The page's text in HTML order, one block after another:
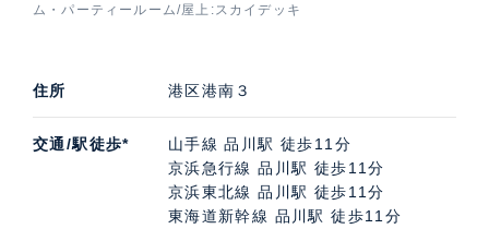
ム・パーティールーム/屋上:スカイデッキ
住所 港区港南３
交通/駅徒歩*
山手線 品川駅 徒歩11分
京浜急行線 品川駅 徒歩11分
京浜東北線 品川駅 徒歩11分
東海道新幹線 品川駅 徒歩11分